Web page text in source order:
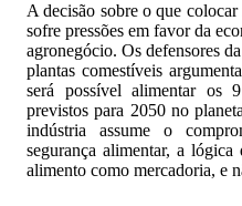
A decisão sobre o que
sofre pressões em favor da
agronegócio. Os defensores
plantas comestíveis
será possível alimentar os
previstos para 2050 no
indústria assume o
segurança alimentar, a
alimento como mercadoria, e